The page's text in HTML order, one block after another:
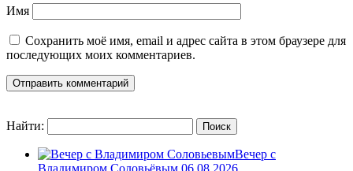
Имя
Сохранить моё имя, email и адрес сайта в этом браузере для
последующих моих комментариев.
Найти:
Вечер с
Владимиром Соловьёвым 06.08.2026